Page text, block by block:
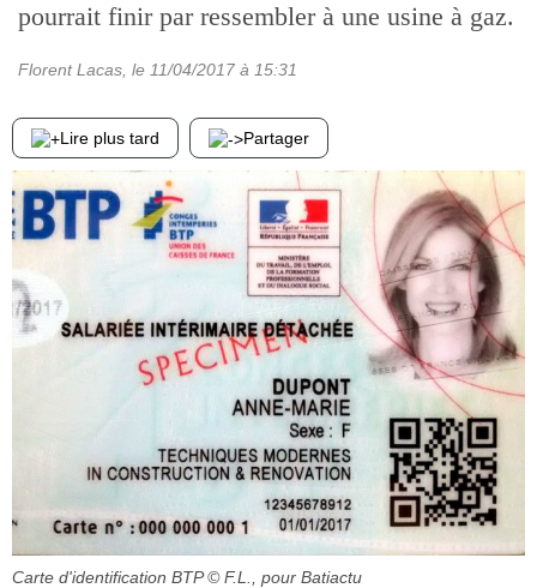
pourrait finir par ressembler à une usine à gaz.
Florent Lacas , le 11/04/2017 à 15:31
Lire plus tard Partager
Carte d'identification BTP © F.L., pour Batiactu